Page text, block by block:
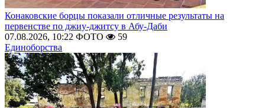
Конаковские борцы показали отличные результаты на
первенстве по джиу-джитсу в Абу-Даби
07.08.2026, 10:22 ФОТО
59
Единоборства